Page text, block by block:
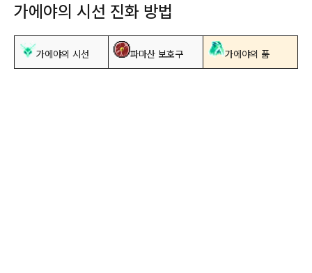
가에야의 시선 진화 방법
가에야의 시선 파마산 보호구 가에야의 품